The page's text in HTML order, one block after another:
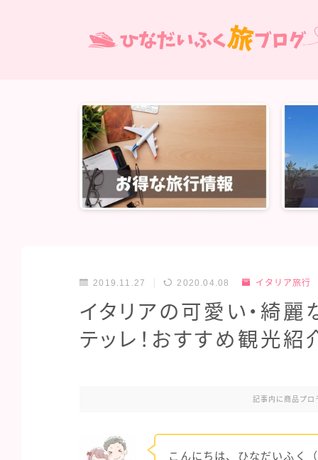
2019.11.27 2020.04.08 イタリア旅行
イタリアの可愛い・綺
テッレ！おすすめ観光紹
記事内に商品プロ
こんにちは、ひなだいふく（